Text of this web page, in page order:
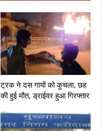
ट्रक ने दस गायों को कुचला, छह
की हुई मौत, ड्राईवर हुआ गिरफ्तार